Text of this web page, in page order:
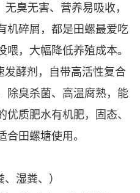
臭无害、营养易吸收，
机碎屑，都是田螺最爱吃
，大幅降低养殖成本。
发酵剂，自带高活性复合
除臭杀菌、高温腐熟，能
质肥水有机肥，固态、
合田螺塘使用。
湿粪、）